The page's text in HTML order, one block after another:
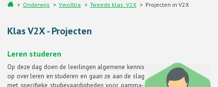
Onderwijs VwoXtra Tweede klas: V2X Projecten in V2X
Klas V2X - Projecten
Leren studeren
Op deze dag doen de leerlingen algemene kennis
op over leren en studeren en gaan ze aan de slag
met specifieke studievaardigheden voor gamma-,